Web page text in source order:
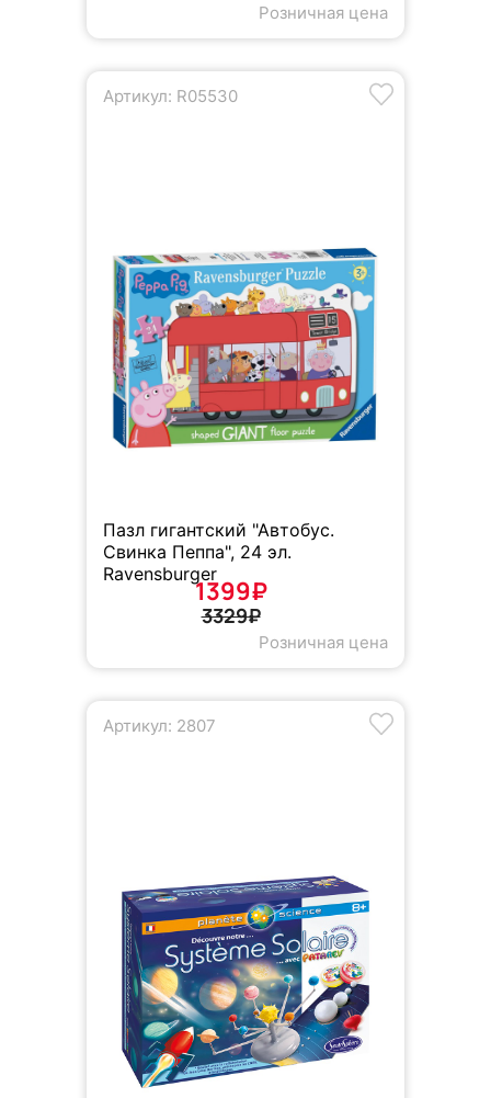
Розничная цена
Артикул: R05530
Пазл гигантский "Автобус.
Свинка Пеппа", 24 эл.
Ravensburger
1399₽
3329₽
Розничная цена
Артикул: 2807